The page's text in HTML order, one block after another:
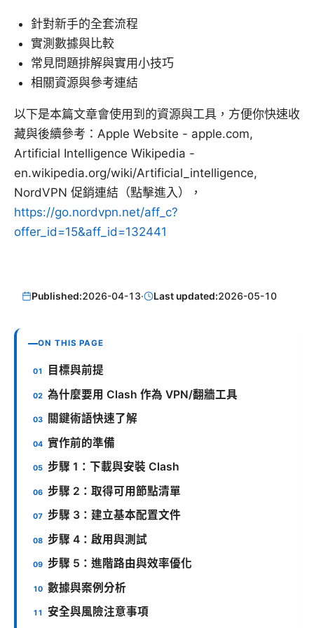
針對新手的全套流程
實測數據與比較
常見問題排解與實用小技巧
相關資源與參考連結
以下是本篇文章會使用到的資源與工具，方便你快速收
藏與後續參考：Apple Website - apple.com,
Artificial Intelligence Wikipedia -
en.wikipedia.org/wiki/Artificial_intelligence,
NordVPN 促銷連結（點擊進入），
https://go.nordvpn.net/aff_c?
offer_id=15&aff_id=132441
Published:2026-04-13· Last updated:2026-05-10
ON THIS PAGE
目標與前提
為什麼要用 Clash 作為 VPN/翻牆工具
關鍵術語快速了解
實作前的準備
步驟 1：下載與安裝 Clash
步驟 2：取得可用節點清單
步驟 3：建立基本配置文件
步驟 4：啟用與測試
步驟 5：進階路由與效率優化
數據與案例分析
安全與風險注意事項